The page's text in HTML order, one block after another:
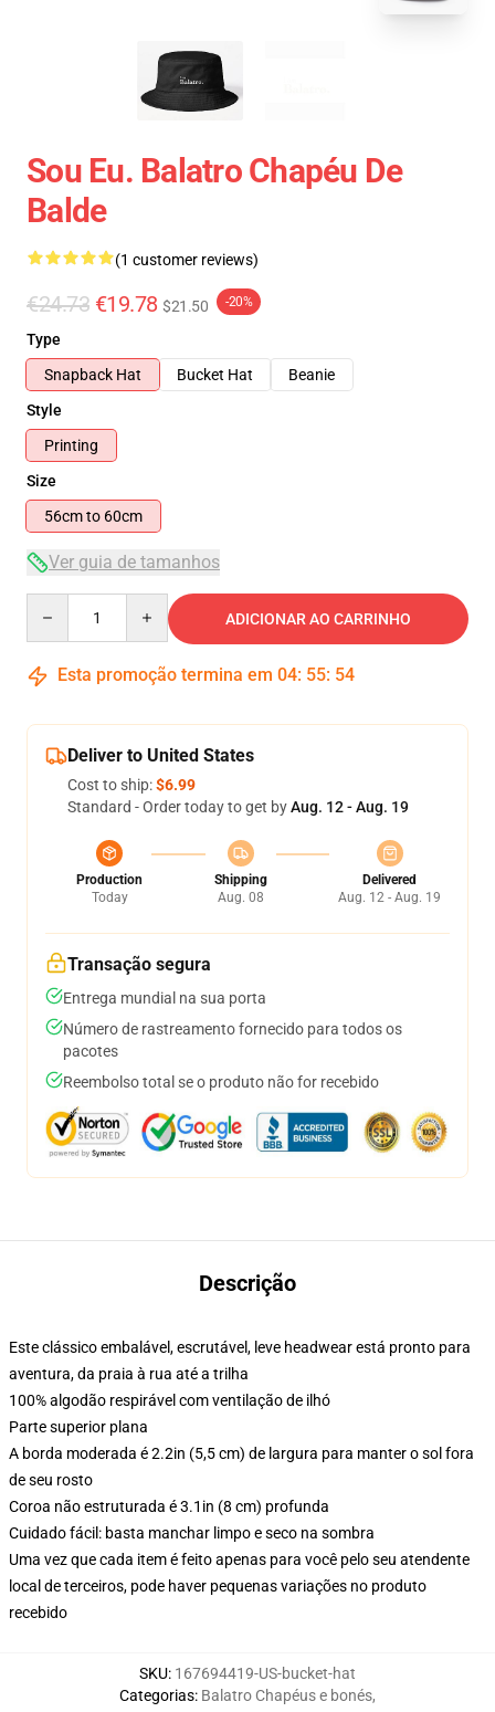
Sou Eu. Balatro Chapéu De
Balde
(1 customer reviews)
€24.73 €19.78 $21.50 -20%
Type
Snapback Hat
Bucket Hat
Beanie
Style
Printing
Size
56cm to 60cm
Ver guia de tamanhos
ADICIONAR AO CARRINHO
Esta promoção termina em 04: 55: 54
Deliver to United States
Cost to ship:$6.99
Standard - Order today to get byAug. 12 - Aug. 19
Production
Today
Shipping
Aug. 08
Delivered
Aug. 12 - Aug. 19
Transação segura
Entrega mundial na sua porta
Número de rastreamento fornecido para todos os
pacotes
Reembolso total se o produto não for recebido
Descrição
Este clássico embalável, escrutável, leve headwear está pronto para
aventura, da praia à rua até a trilha
100% algodão respirável com ventilação de ilhó
Parte superior plana
A borda moderada é 2.2in (5,5 cm) de largura para manter o sol fora
de seu rosto
Coroa não estruturada é 3.1in (8 cm) profunda
Cuidado fácil: basta manchar limpo e seco na sombra
Uma vez que cada item é feito apenas para você pelo seu atendente
local de terceiros, pode haver pequenas variações no produto
recebido
SKU: 167694419-US-bucket-hat
Categorias: Balatro Chapéus e bonés,